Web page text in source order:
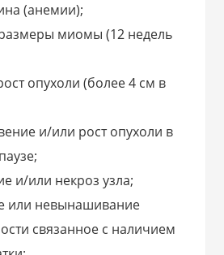
(анемии);
миомы (12 недель
опухоли (более 4 см в
и/или рост опухоли в
и/или некроз узла;
или невынашивание
связанное с наличием